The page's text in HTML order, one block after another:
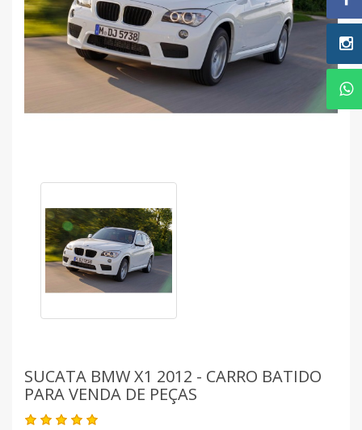
SUCATA BMW X1 2012 - CARRO BATIDO
PARA VENDA DE PEÇAS